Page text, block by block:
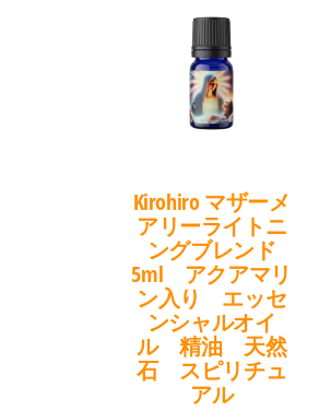
Kirohiro マザーメ
アリーライトニ
ングブレンド
5ml アクアマリ
ン入り エッセ
ンシャルオイ
ル 精油 天然
石 スピリチュ
アル